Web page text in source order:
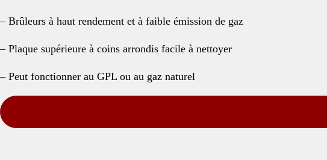
– Brûleurs à haut rendement et à faible émission de gaz
– Plaque supérieure à coins arrondis facile à nettoyer
– Peut fonctionner au GPL ou au gaz naturel